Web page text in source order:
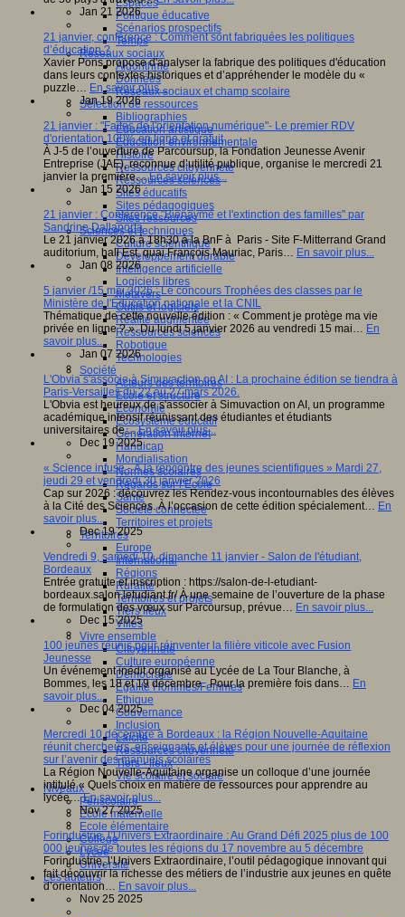
Espaces
Politique éducative
Scénarios prospectifs
Temps
Réseaux sociaux
Algorithme
Données
Réseaux sociaux et champ scolaire
Sélection de ressources
Bibliographies
Education artistique
Education environnementale
Histoire
Ressources citoyenneté
Ressources sciences
Sites éducatifs
Sites pédagogiques
Sites ressources
Sciences et techniques
Culture scientifique
Développement durable
Intelligence artificielle
Logiciels libres
Métavers
Outils et logiciels
Réalité augmentée
Ressources sciences
Robotique
Technologies
Société
Acteurs des territoires
Ecole et structure
Economie
Ecosystème éducatif
Génération internet
Handicap
Mondialisation
Normes scolaires
Regards sur l’Ecole
Santé
Société connectée
Territoires et projets
Territoires
Europe
International
Régions
Ruralité
Territoires et projets
Tiers lieux
Villes
Vivre ensemble
Citoyenneté
Culture européenne
Démocratie
Egalité Hommes/Femmes
Ethique
Gouvernance
Inclusion
Laïcité
Ressources citoyenneté
Tiers - lieux
Vie scolaire et sociale
Niveaux
Périscolaire
Ecole maternelle
Ecole élémentaire
Collège
Lycée
Université
Les auteurs
Jan 21 2026
21 janvier, conférence : Comment sont fabriquées les politiques
d’éducation ?
Xavier Pons propose d'analyser la fabrique des politiques d'éducation
dans leurs contextes historiques et d’appréhender le modèle du «
puzzle… En savoir plus...
Jan 19 2026
21 janvier : "Faites de l'orientation numérique"- Le premier RDV
d'orientation 100% en ligne et gratuit
À J-5 de l’ouverture de Parcoursup, la Fondation Jeunesse Avenir
Entreprise (JAE), reconnue d’utilité publique, organise le mercredi 21
janvier la première…En savoir plus...
Jan 15 2026
21 janvier : Conférence "Bienaymé et l'extinction des familles" par
Sandrine Dallaporta
Le 21 janvier 2026 à 18h30 à la BnF à Paris - Site F-Mitterrand Grand
auditorium, hall Est, quai François Mauriac, Paris… En savoir plus...
Jan 08 2026
5 janvier /15 mai 2026 : Le concours Trophées des classes par le
Ministère de l'Éducation nationale et la CNIL
Thématique de cette nouvelle édition : « Comment je protège ma vie
privée en ligne ? ». Du lundi 5 janvier 2026 au vendredi 15 mai… En
savoir plus...
Jan 07 2026
L'Obvia s'associe à Simuvaction on AI : La prochaine édition se tiendra à
Paris-Versailles du 22 au 27 mars 2026.
L'Obvia est heureux de s'associer à Simuvaction on AI, un programme
académique intensif réunissant des étudiantes et étudiants
universitaires de…En savoir plus...
Dec 19 2025
« Science infuse - À la rencontre des jeunes scientifiques » Mardi 27,
jeudi 29 et vendredi 30 janvier 2026
Cap sur 2026 : découvrez les Rendez-vous incontournables des élèves
à la Cité des Sciences. À l’occasion de cette édition spécialement… En
savoir plus...
Dec 19 2025
Vendredi 9, samedi 10, dimanche 11 janvier - Salon de l'étudiant,
Bordeaux
Entrée gratuite et inscription : https://salon-de-l-etudiant-
bordeaux.salon.letudiant.fr/ À une semaine de l’ouverture de la phase
de formulation des vœux sur Parcoursup, prévue… En savoir plus...
Dec 15 2025
100 jeunes réunis pour réinventer la filière viticole avec Fusion
Jeunesse
Un événement inédit organisé au Lycée de La Tour Blanche, à
Bommes, les 18 et 19 décembre. Pour la première fois dans… En
savoir plus...
Dec 04 2025
Mercredi 10 décembre à Bordeaux : la Région Nouvelle-Aquitaine
réunit chercheurs, enseignants et élèves pour une journée de réflexion
sur l’avenir des manuels scolaires
La Région Nouvelle-Aquitaine organise un colloque d’une journée
intitulé « Quels choix en matière de ressources pour apprendre au
lycée…En savoir plus...
Nov 27 2025
Forindustrie, l’Univers Extraordinaire : Au Grand Défi 2025 plus de 100
000 jeunes de toutes les régions du 17 novembre au 5 décembre
Forindustrie, l’Univers Extraordinaire, l’outil pédagogique innovant qui
fait découvrir la richesse des métiers de l’industrie aux jeunes en quête
d’orientation… En savoir plus...
Nov 25 2025